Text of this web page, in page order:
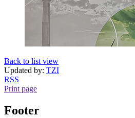
Back to list view
Updated by: TZI
RSS
Print page
Footer